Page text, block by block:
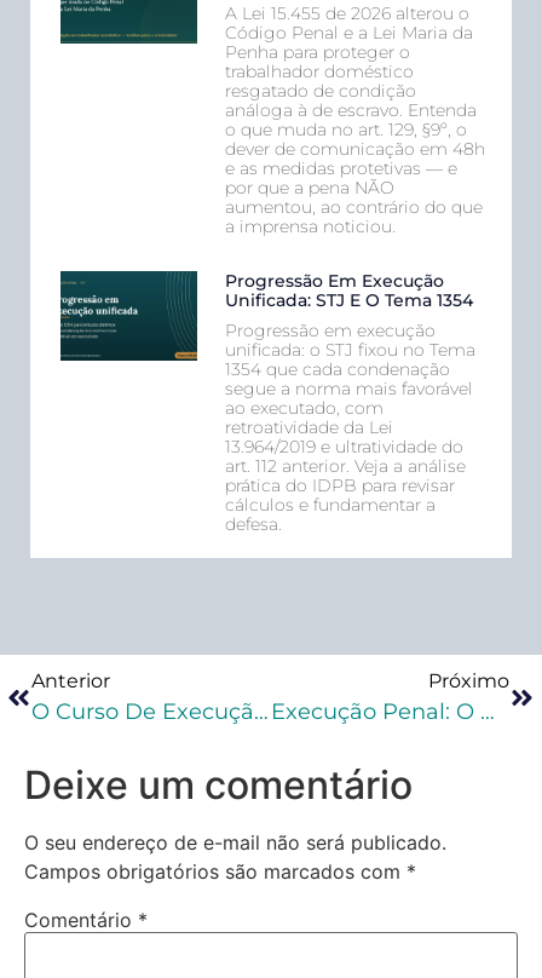
A Lei 15.455 de 2026 alterou o
Código Penal e a Lei Maria da
Penha para proteger o
trabalhador doméstico
resgatado de condição
análoga à de escravo. Entenda
o que muda no art. 129, §9º, o
dever de comunicação em 48h
e as medidas protetivas — e
por que a pena NÃO
aumentou, ao contrário do que
a imprensa noticiou.
Progressão Em Execução
Unificada: STJ E O Tema 1354
Progressão em execução
unificada: o STJ fixou no Tema
1354 que cada condenação
segue a norma mais favorável
ao executado, com
retroatividade da Lei
13.964/2019 e ultratividade do
art. 112 anterior. Veja a análise
prática do IDPB para revisar
cálculos e fundamentar a
defesa.
Anterior
O Curso De Execução Penal Que Prepara Mais De 400 Especialistas Em Execução Penal
Próximo
Execução Penal: O Que Pedir?
Deixe um comentário
O seu endereço de e-mail não será publicado.
Campos obrigatórios são marcados com *
Comentário *